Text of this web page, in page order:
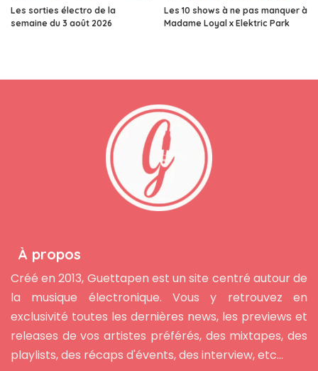
Les sorties électro de la
semaine du 3 août 2026
Les 10 shows à ne pas manquer à
Madame Loyal x Elektric Park
À propos
Créé en 2013, Guettapen est un site centré autour de
la musique électronique. Vous y retrouvez en
exclusivité toutes les dernières news, les previews et
releases de vos artistes préférés, des mixtapes, des
playlists, des récaps d'évents, des interview, etc...